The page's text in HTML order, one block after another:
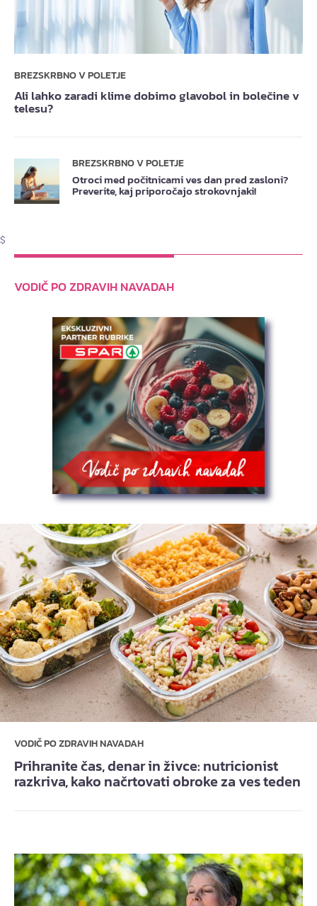
BREZSKRBNO V POLETJE
Ali lahko zaradi klime dobimo glavobol in bolečine v
telesu?
BREZSKRBNO V POLETJE
Otroci med počitnicami ves dan pred zasloni?
Preverite, kaj priporočajo strokovnjaki!
$
VODIČ PO ZDRAVIH NAVADAH
VODIČ PO ZDRAVIH NAVADAH
Prihranite čas, denar in živce: nutricionist
razkriva, kako načrtovati obroke za ves teden